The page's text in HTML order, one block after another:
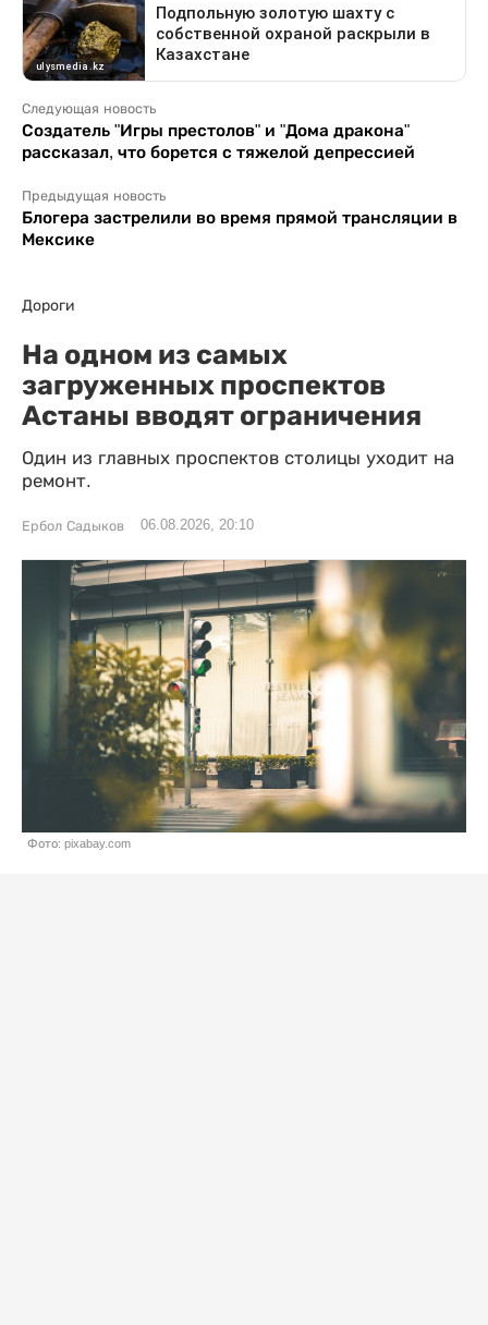
Следующая новость
Создатель "Игры престолов" и "Дома дракона"
рассказал, что борется с тяжелой депрессией
Предыдущая новость
Блогера застрелили во время прямой трансляции в
Мексике
Дороги
На одном из самых
загруженных проспектов
Астаны вводят ограничения
Один из главных проспектов столицы уходит на
ремонт.
Ербол Садыков 06.08.2026, 20:10
Фото: pixabay.com